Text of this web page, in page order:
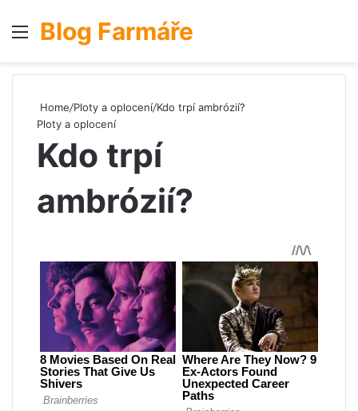
Menu
Blog Farmáře
Home/Ploty a oplocení/Kdo trpí ambrózií?
Ploty a oplocení
Kdo trpí
ambrózií?